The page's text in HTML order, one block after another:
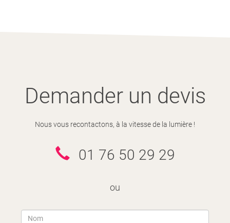
Demander un devis
Nous vous recontactons, à la vitesse de la lumière !
01 76 50 29 29
ou